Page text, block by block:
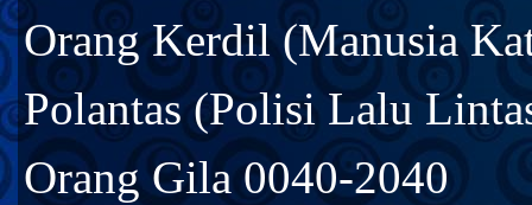
Orang Kerdil (Manusia
Polantas (Polisi Lalu
Orang Gila 0040-2040